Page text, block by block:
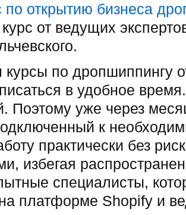
по открытию бизнеса
курс от ведущих
курсы по дропшиппингу
в удобное
Поэтому уже через
к
практически без
избегая
специалисты,
платформе Shopify и